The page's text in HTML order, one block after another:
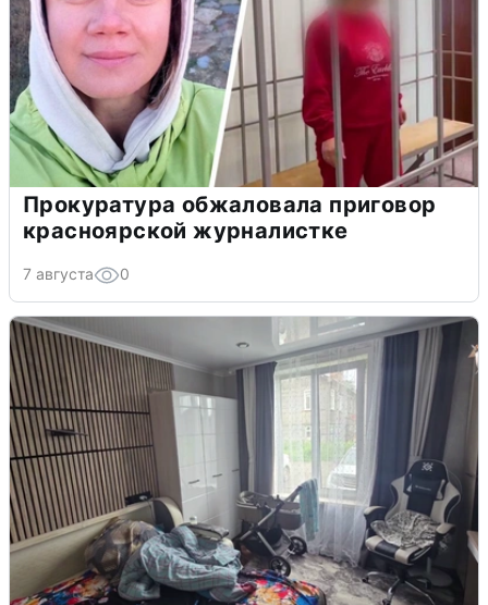
Прокуратура обжаловала приговор
красноярской журналистке
7 августа 0